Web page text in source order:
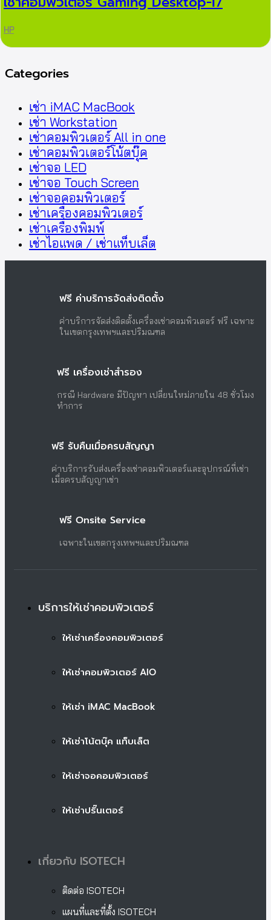
HP
Categories
เช่า iMAC MacBook
เช่า Workstation
เช่าคอมพิวเตอร์ All in one
เช่าคอมพิวเตอร์โน้ตบุ๊ค
เช่าจอ LED
เช่าจอ Touch Screen
เช่าจอคอมพิวเตอร์
เช่าเครื่องคอมพิวเตอร์
เช่าเครื่องพิมพ์
เช่าไอแพด / เช่าแท็บเล็ต
ฟรี ค่าบริการจัดส่งติดตั้ง
ค่าบริการจัดส่งติดตั้งเครื่องเช่าคอมพิวเตอร์ ฟรี เฉพาะ
ในเขตกรุงเทพฯและปริมณฑล
ฟรี เครื่องเช่าสำรอง
กรณี Hardware มีปัญหา เปลี่ยนใหม่ภายใน 48 ชั่วโมง
ทำการ
ฟรี รับคืนเมื่อครบสัญญา
ค่าบริการรับส่งเครื่องเช่าคอมพิวเตอร์และอุปกรณ์ที่เช่า
เมื่อครบสัญญาเช่า
ฟรี Onsite Service
เฉพาะในเขตกรุงเทพฯและปริมณฑล
บริการให้เช่าคอมพิวเตอร์
ให้เช่าเครื่องคอมพิวเตอร์
ให้เช่าคอมพิวเตอร์ AIO
ให้เช่า iMAC MacBook
ให้เช่าโน้ตบุ๊ค แท็บเล็ต
ให้เช่าจอคอมพิวเตอร์
ให้เช่าปริ๊นเตอร์
เกี่ยวกับ ISOTECH
ติดต่อ ISOTECH
แผนที่และที่ตั้ง ISOTECH